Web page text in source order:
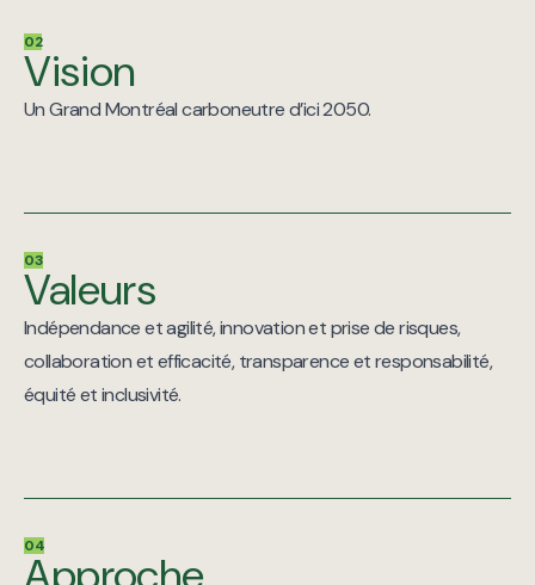
02
Vision
Un Grand Montréal carboneutre d’ici 2050.
03
Valeurs
Indépendance et agilité, innovation et prise de risques,
collaboration et efficacité, transparence et responsabilité,
équité et inclusivité.
04